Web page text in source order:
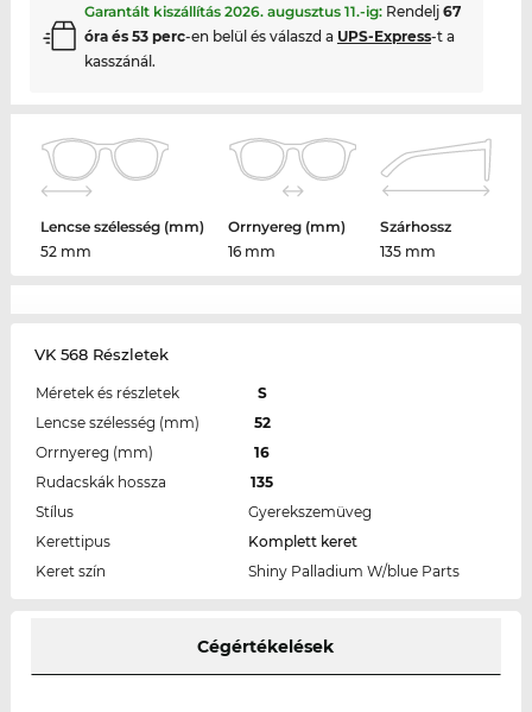
Garantált kiszállítás 2026. augusztus 11.-ig: Rendelj 67
óra és 53 perc-en belül és válaszd a UPS-Express-t a
kasszánál.
Lencse szélesség (mm)
52 mm
Orrnyereg (mm)
16 mm
Szárhossz
135 mm
VK 568 Részletek
Méretek és részletek
S
Lencse szélesség (mm)
52
Orrnyereg (mm)
16
Rudacskák hossza
135
Stílus
Gyerekszemüveg
Kerettipus
Komplett keret
Keret szín
Shiny Palladium W/blue Parts
Cégértékelések